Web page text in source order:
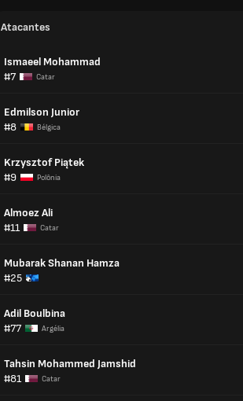
Atacantes
Ismaeel Mohammad
#7
Catar
Edmilson Junior
#8
Bélgica
Krzysztof Piątek
#9
Polônia
Almoez Ali
#11
Catar
Mubarak Shanan Hamza
#25
Adil Boulbina
#77
Argélia
Tahsin Mohammed Jamshid
#81
Catar